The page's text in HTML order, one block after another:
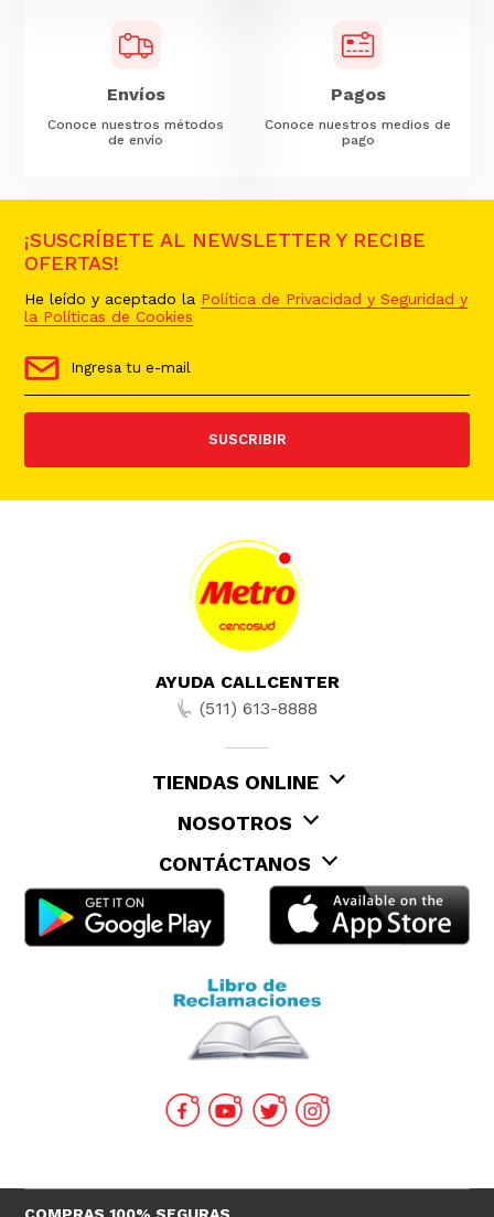
Envíos
Conoce nuestros métodos
de envío
Pagos
Conoce nuestros medios de
pago
¡SUSCRÍBETE AL NEWSLETTER Y RECIBE
OFERTAS!
He leído y aceptado la Política de Privacidad y Seguridad y
la Políticas de Cookies
SUSCRIBIR
AYUDA CALLCENTER
(511) 613-8888
TIENDAS ONLINE
NOSOTROS
CONTÁCTANOS